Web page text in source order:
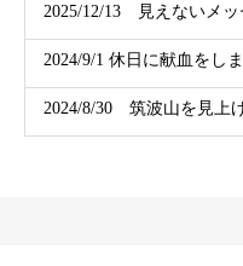
2025/12/13 見えないメ
2024/9/1 休日に献血をしま
2024/8/30 筑波山を見上